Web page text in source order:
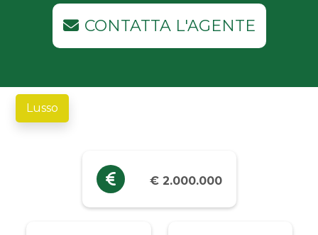
CONTATTA L'AGENTE
Lusso
€ 2.000.000
Industriali
Fino a € 5.000